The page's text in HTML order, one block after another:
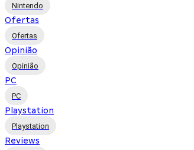
Nintendo
Ofertas
Ofertas
Opinião
Opinião
PC
PC
Playstation
Playstation
Reviews